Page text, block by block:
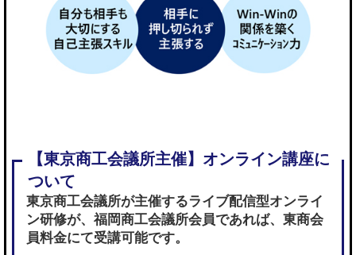
東京商工会議所が主催するライブ配信型オンライ
ン研修が、 福岡商工会議所会員であれば、東商会
員料金にて受講可能です。